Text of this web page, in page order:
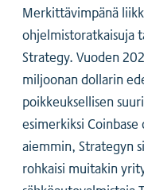
Merkittävimpänä
ohjelmistoratkaisuja
Strategy. Vuoden
miljoonan dollarin
poikkeuksellisen
esimerkiksi
aiemmin, Strategyn
rohkaisi muitakin